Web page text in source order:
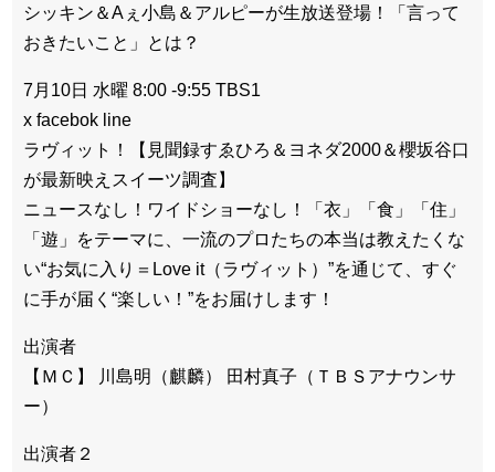
シッキン＆Aぇ小島＆アルピーが生放送登場！「言って
おきたいこと」とは？
7月10日 水曜 8:00 -9:55 TBS1
x facebok line
ラヴィット！【見聞録すゑひろ＆ヨネダ2000＆櫻坂谷口
が最新映えスイーツ調査】
ニュースなし！ワイドショーなし！「衣」「食」「住」
「遊」をテーマに、一流のプロたちの本当は教えたくな
い“お気に入り＝Love it（ラヴィット）”を通じて、すぐ
に手が届く“楽しい！”をお届けします！
出演者
【ＭＣ】 川島明（麒麟） 田村真子（ＴＢＳアナウンサ
ー）
出演者２